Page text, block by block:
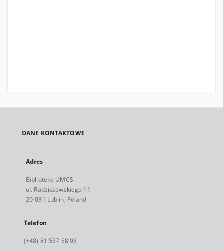
DANE KONTAKTOWE
Adres
Biblioteka UMCS
ul. Radziszewskiego 11
20-031 Lublin, Poland
Telefon
(+48) 81 537 58 93